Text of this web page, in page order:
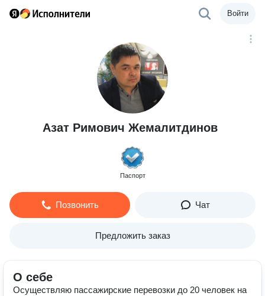
Войти
Азат Римович Жемалитдинов
Паспорт
Позвонить Чат
Предложить заказ
О себе
Осуществляю пассажирские перевозки до 20 человек на